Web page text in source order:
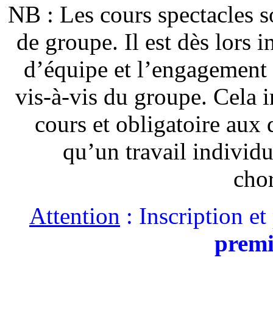
NB : Les cours spectacles
de groupe. Il est dès lors
d’équipe et
vis-à-vis du groupe. Cela
cours et obligatoire aux
qu’un travail
Attention : Inscription